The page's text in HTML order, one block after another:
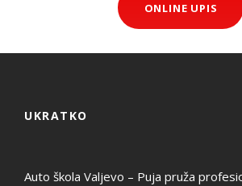
ONLINE UPIS
UKRATKO
Auto škola Valjevo – Puja pruža